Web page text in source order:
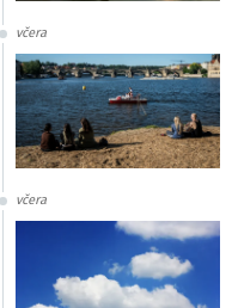
včera
včera